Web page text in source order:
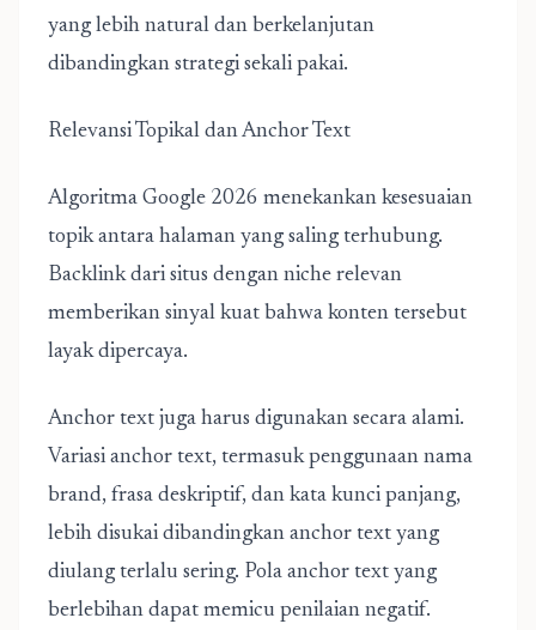
yang lebih natural dan berkelanjutan
dibandingkan strategi sekali pakai.
Relevansi Topikal dan Anchor Text
Algoritma Google 2026 menekankan kesesuaian
topik antara halaman yang saling terhubung.
Backlink dari situs dengan niche relevan
memberikan sinyal kuat bahwa konten tersebut
layak dipercaya.
Anchor text juga harus digunakan secara alami.
Variasi anchor text, termasuk penggunaan nama
brand, frasa deskriptif, dan kata kunci panjang,
lebih disukai dibandingkan anchor text yang
diulang terlalu sering. Pola anchor text yang
berlebihan dapat memicu penilaian negatif.